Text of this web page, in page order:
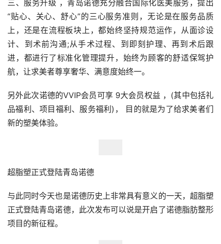
三、服务升级 ，青岛诺德充分融合国际化医美服务，提出
“贴心、关心、舒心”的三心服务准则，无论是在服务品质
上，还是在流程板块上，都始终坚持规范运作，从面诊设
计、到术前沟通;从手术过程、到即刻护理、再到术后跟
进，都进行了标准化管理提升，始终为顾客的舒适保驾护
航，让求美者尊享奢华、满意度始终一。
另外此次诺德的VVIP会员可享 9大会员权益 ，(其中包括礼
品福利、项目福利、服务福利)， 目的就是为了给求美者们
新的塑美体验。
超脂塑正式登陆青岛诺德
与此同时今天也是诺德历史上非常具有意义的一天，超脂塑
正式登陆青岛诺德，此次发布可以说是开启了诺德脂肪整形
项目的新征程。